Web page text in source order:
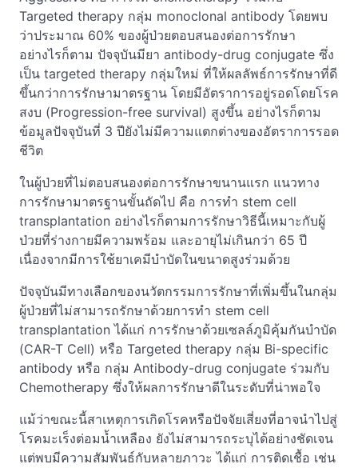
Targeted therapy กลุ่ม monoclonal antibody โดยพบ
ว่าประมาณ 60% ของผู้ป่วยตอบสนองต่อการรักษา
อย่างไรก็ตาม ปัจจุบันมียา antibody-drug conjugate ซึ่ง
เป็น targeted therapy กลุ่มใหม่ ที่ให้ผลลัพธ์การรักษาที่ดี
ขึ้นกว่าการรักษามาตรฐาน โดยมีอัตราการอยู่รอดโดยโรค
สงบ (Progression-free survival) สูงขึ้น อย่างไรก็ตาม
ข้อมูลปัจจุบันที่ 3 ปียังไม่มีความแตกต่างของอัตราการรอด
ชีวิต
ในผู้ป่วยที่ไม่ตอบสนองต่อการรักษาขนานแรก แนวทาง
การรักษามาตรฐานขั้นถัดไป คือ การทำ stem cell
transplantation อย่างไรก็ตามการรักษาวิธีนี้เหมาะกับผู้
ป่วยที่ร่างกายมีความพร้อม และอายุไม่เกินกว่า 65 ปี
เนื่องจากมีการใช้ยาเคมีบำบัดในขนาดสูงร่วมด้วย
ปัจจุบันมีทางเลือกของนวัตกรรมการรักษาที่เพิ่มขึ้นในกลุ่ม
ผู้ป่วยที่ไม่สามารถรักษาด้วยการทำ stem cell
transplantation ได้แก่ การรักษาด้วยเซลล์ภูมิคุ้มกันบำบัด
(CAR-T Cell) หรือ Targeted therapy กลุ่ม Bi-specific
antibody หรือ กลุ่ม Antibody-drug conjugate ร่วมกับ
Chemotherapy ซึ่งให้ผลการรักษาดีในระดับที่น่าพอใจ
แม้ว่าขณะนี้สาเหตุการเกิดโรคหรือปัจจัยเสี่ยงที่อาจนำไปสู่
โรคมะเร็งต่อมน้ำเหลือง ยังไม่สามารถระบุได้อย่างชัดเจน
แต่พบมีความสัมพันธ์กับหลายภาวะ ได้แก่ การติดเชื้อ เช่น